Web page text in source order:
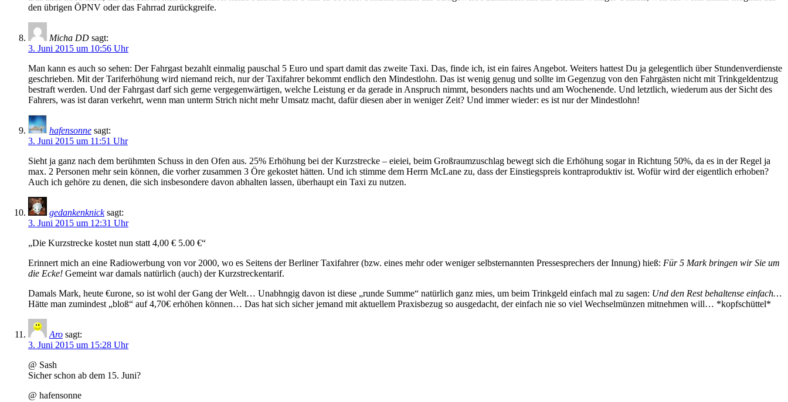
den übrigen ÖPNV oder das Fahrrad zurückgreife.
Micha DD sagt:
3. Juni 2015 um 10:56 Uhr
Man kann es auch so sehen: Der Fahrgast bezahlt einmalig pauschal 5 Euro und spart damit das zweite Taxi. Das, finde ich, ist ein faires Angebot. Weiters hattest Du ja gelegentlich über Stundenverdienste
geschrieben. Mit der Tariferhöhung wird niemand reich, nur der Taxifahrer bekommt endlich den Mindestlohn. Das ist wenig genug und sollte im Gegenzug von den Fahrgästen nicht mit Trinkgeldentzug
bestraft werden. Und der Fahrgast darf sich gerne vergegenwärtigen, welche Leistung er da gerade in Anspruch nimmt, besonders nachts und am Wochenende. Und letztlich, wiederum aus der Sicht des
Fahrers, was ist daran verkehrt, wenn man unterm Strich nicht mehr Umsatz macht, dafür diesen aber in weniger Zeit? Und immer wieder: es ist nur der Mindestlohn!
hafensonne sagt:
3. Juni 2015 um 11:51 Uhr
Sieht ja ganz nach dem berühmten Schuss in den Ofen aus. 25% Erhöhung bei der Kurzstrecke – eieiei, beim Großraumzuschlag bewegt sich die Erhöhung sogar in Richtung 50%, da es in der Regel ja
max. 2 Personen mehr sein können, die vorher zusammen 3 Öre gekostet hätten. Und ich stimme dem Herrn McLane zu, dass der Einstiegspreis kontraproduktiv ist. Wofür wird der eigentlich erhoben?
Auch ich gehöre zu denen, die sich insbesondere davon abhalten lassen, überhaupt ein Taxi zu nutzen.
gedankenknick sagt:
3. Juni 2015 um 12:31 Uhr
„Die Kurzstrecke kostet nun statt 4,00 € 5.00 €“
Erinnert mich an eine Radiowerbung von vor 2000, wo es Seitens der Berliner Taxifahrer (bzw. eines mehr oder weniger selbsternannten Pressesprechers der Innung) hieß: Für 5 Mark bringen wir Sie um
die Ecke! Gemeint war damals natürlich (auch) der Kurzstreckentarif.
Damals Mark, heute €urone, so ist wohl der Gang der Welt… Unabhngig davon ist diese „runde Summe“ natürlich ganz mies, um beim Trinkgeld einfach mal zu sagen: Und den Rest behaltense einfach…
Hätte man zumindest „bloß“ auf 4,70€ erhöhen können… Das hat sich sicher jemand mit aktuellem Praxisbezug so ausgedacht, der einfach nie so viel Wechselmünzen mitnehmen will… *kopfschüttel*
Aro sagt:
3. Juni 2015 um 15:28 Uhr
@ Sash
Sicher schon ab dem 15. Juni?
@ hafensonne